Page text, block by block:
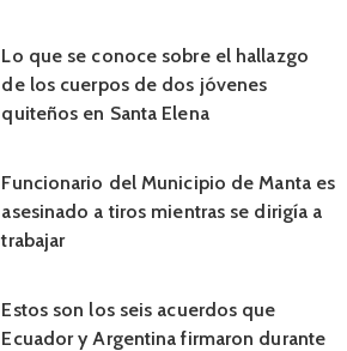
Lo que se conoce sobre el hallazgo
de los cuerpos de dos jóvenes
quiteños en Santa Elena
Funcionario del Municipio de Manta es
asesinado a tiros mientras se dirigía a
trabajar
Estos son los seis acuerdos que
Ecuador y Argentina firmaron durante